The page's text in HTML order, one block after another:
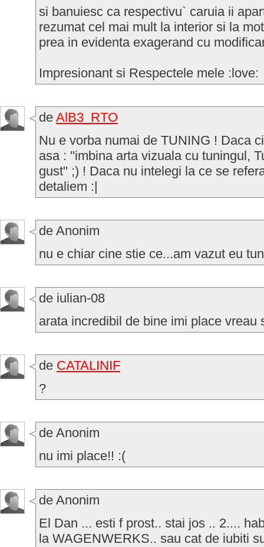
si banuiesc ca respectivu` caruia ii
rezumat cel mai mult la interior si la
prea in evidenta exagerand cu
Impresionant si Respectele mele :love:
de AlB3_RTO
Nu e vorba numai de TUNING ! Daca
asa : "imbina arta vizuala cu tuningul,
gust" ;) ! Daca nu intelegi la ce se
detaliem :|
de Anonim
nu e chiar cine stie ce...am vazut eu
de iulian-08
arata incredibil de bine imi place vreau
de CATALINIF
?
de Anonim
nu imi place!! :(
de Anonim
El Dan ... esti f prost.. stai jos .. 2....
la WAGENWERKS.. sau cat de iubiti